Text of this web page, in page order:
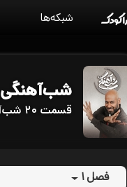
شبکه‌ها
شب‌آهنگی
قسمت ۲۰ شب‌آهنگی
فصل ۱